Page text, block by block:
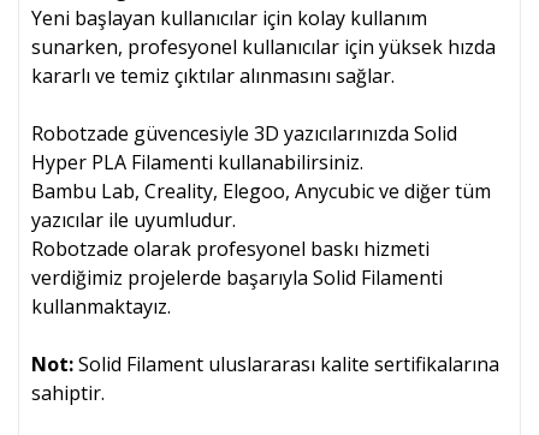
Yeni başlayan kullanıcılar için kolay kullanım
sunarken, profesyonel kullanıcılar için yüksek hızda
kararlı ve temiz çıktılar alınmasını sağlar.
Robotzade güvencesiyle 3D yazıcılarınızda Solid
Hyper PLA Filamenti kullanabilirsiniz.
Bambu Lab, Creality, Elegoo, Anycubic ve diğer tüm
yazıcılar ile uyumludur.
Robotzade olarak profesyonel baskı hizmeti
verdiğimiz projelerde başarıyla Solid Filamenti
kullanmaktayız.
Not:Solid Filament uluslararası kalite sertifikalarına
sahiptir.